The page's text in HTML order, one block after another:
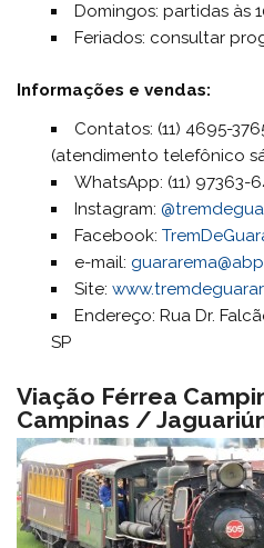
Domingos: partidas às
Feriados: consultar
Informações e vendas:
Contatos: (11) 4695-
(atendimento telefônico
WhatsApp: (11) 97363-
Instagram:
Facebook:
e-mail:
Site:
Endereço: Rua Dr.
SP
Viação Férrea
Campinas /